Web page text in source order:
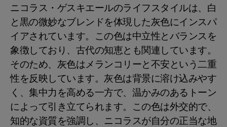
ニコラス・ゲスキエールのライフスタイルは、白
と黒の微妙なブレンドを体現した灰色にインスパ
イアされています。この色は中立性とバランスを
象徴しており、古代の知恵とも関連しています。
そのため、灰色はメランコリーと不安という二重
性を反映しています。灰色は背景に溶け込みやす
く、集中力を高める一方で、温かみのあるトーン
によって引き立てられます。この色は外交的で、
知的な資質を強調し、ニコラスが自分の正当な地